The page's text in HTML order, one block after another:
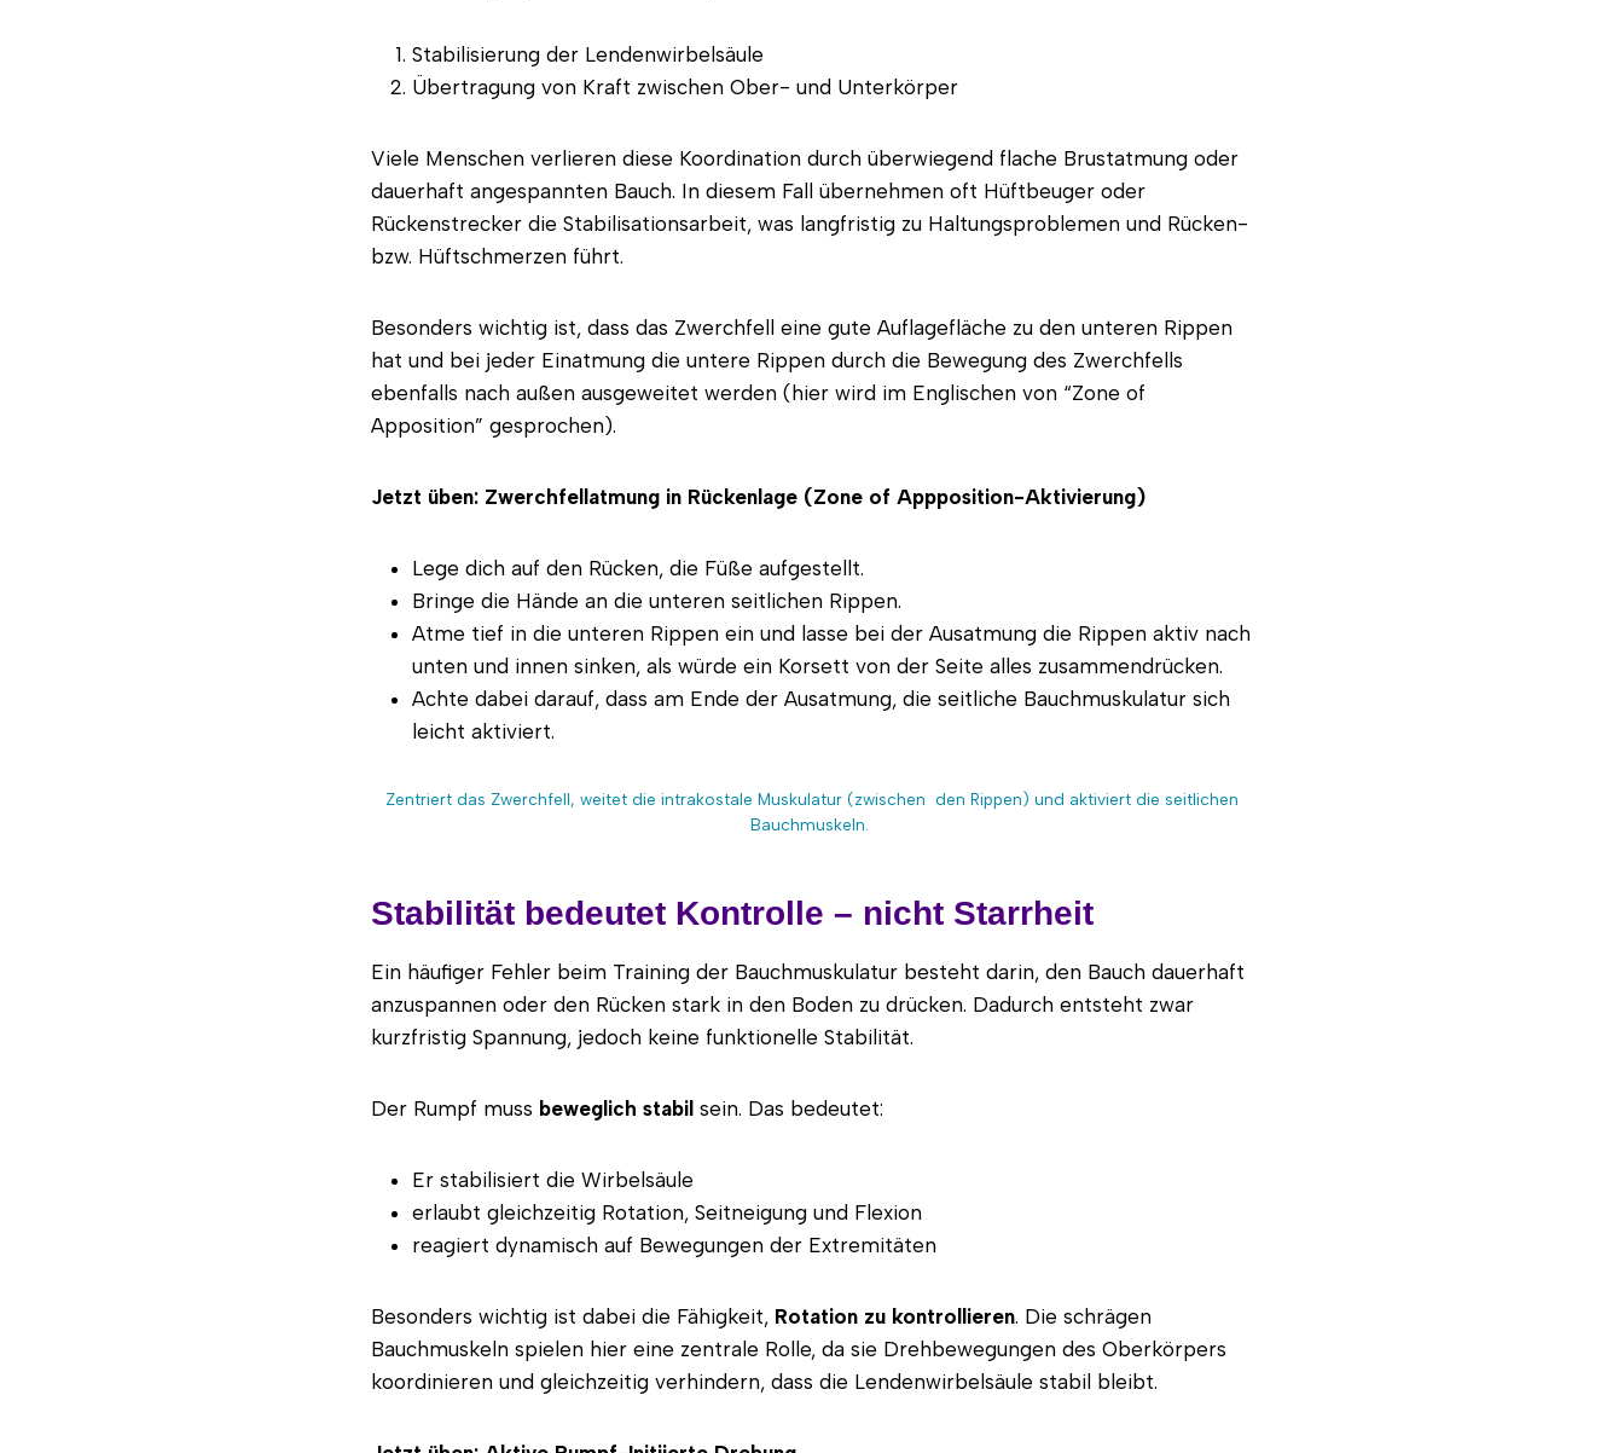
Stabilisierung der Lendenwirbelsäule
Übertragung von Kraft zwischen Ober- und Unterkörper
Viele Menschen verlieren diese Koordination durch überwiegend flache Brustatmung oder
dauerhaft angespannten Bauch. In diesem Fall übernehmen oft Hüftbeuger oder
Rückenstrecker die Stabilisationsarbeit, was langfristig zu Haltungsproblemen und Rücken-
bzw. Hüftschmerzen führt.
Besonders wichtig ist, dass das Zwerchfell eine gute Auflagefläche zu den unteren Rippen
hat und bei jeder Einatmung die untere Rippen durch die Bewegung des Zwerchfells
ebenfalls nach außen ausgeweitet werden (hier wird im Englischen von “Zone of
Apposition” gesprochen).
Jetzt üben: Zwerchfellatmung in Rückenlage (Zone of Appposition-Aktivierung)
Lege dich auf den Rücken, die Füße aufgestellt.
Bringe die Hände an die unteren seitlichen Rippen.
Atme tief in die unteren Rippen ein und lasse bei der Ausatmung die Rippen aktiv nach
unten und innen sinken, als würde ein Korsett von der Seite alles zusammendrücken.
Achte dabei darauf, dass am Ende der Ausatmung, die seitliche Bauchmuskulatur sich
leicht aktiviert.
Zentriert das Zwerchfell, weitet die intrakostale Muskulatur (zwischen den Rippen) und aktiviert die seitlichen
Bauchmuskeln.
Stabilität bedeutet Kontrolle – nicht Starrheit
Ein häufiger Fehler beim Training der Bauchmuskulatur besteht darin, den Bauch dauerhaft
anzuspannen oder den Rücken stark in den Boden zu drücken. Dadurch entsteht zwar
kurzfristig Spannung, jedoch keine funktionelle Stabilität.
Der Rumpf muss beweglich stabil sein. Das bedeutet:
Er stabilisiert die Wirbelsäule
erlaubt gleichzeitig Rotation, Seitneigung und Flexion
reagiert dynamisch auf Bewegungen der Extremitäten
Besonders wichtig ist dabei die Fähigkeit, Rotation zu kontrollieren. Die schrägen
Bauchmuskeln spielen hier eine zentrale Rolle, da sie Drehbewegungen des Oberkörpers
koordinieren und gleichzeitig verhindern, dass die Lendenwirbelsäule stabil bleibt.